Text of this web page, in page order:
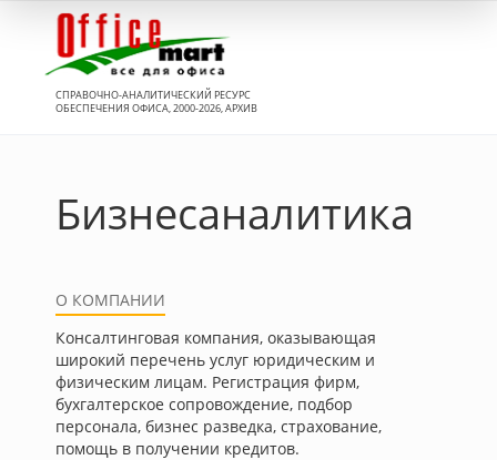
СПРАВОЧНО-АНАЛИТИЧЕСКИЙ РЕСУРС
ОБЕСПЕЧЕНИЯ ОФИСА, 2000-2026, АРХИВ
Бизнесаналитика
О КОМПАНИИ
Консалтинговая компания, оказывающая
широкий перечень услуг юридическим и
физическим лицам. Регистрация фирм,
бухгалтерское сопровождение, подбор
персонала, бизнес разведка, страхование,
помощь в получении кредитов.